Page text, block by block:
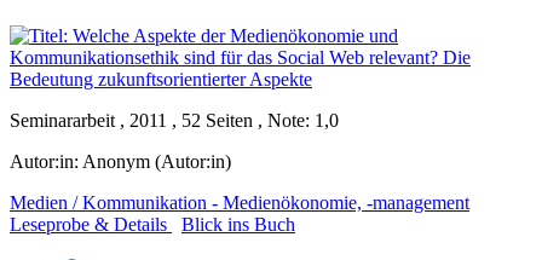
Seminararbeit , 2011 , 52 Seiten , Note: 1,0
Autor:in: Anonym (Autor:in)
Medien / Kommunikation - Medienökonomie, -management
Leseprobe & Details
Blick ins Buch